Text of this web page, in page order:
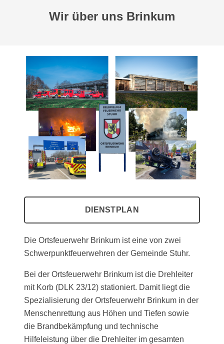
Wir über uns Brinkum
DIENSTPLAN
Die Ortsfeuerwehr Brinkum ist eine von zwei
Schwerpunktfeuerwehren der Gemeinde Stuhr.
Bei der Ortsfeuerwehr Brinkum ist die Drehleiter
mit Korb (DLK 23/12) stationiert. Damit liegt die
Spezialisierung der Ortsfeuerwehr Brinkum in der
Menschenrettung aus Höhen und Tiefen sowie
die Brandbekämpfung und technische
Hilfeleistung über die Drehleiter im gesamten